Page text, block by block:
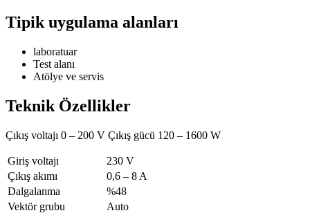
Tipik uygulama alanları
laboratuar
Test alanı
Atölye ve servis
Teknik Özellikler
Çıkış voltajı 0 – 200 V Çıkış gücü 120 – 1600 W
Giriş voltajı
230 V
Çıkış akımı
0,6 – 8 A
Dalgalanma
%48
Vektör grubu
Auto